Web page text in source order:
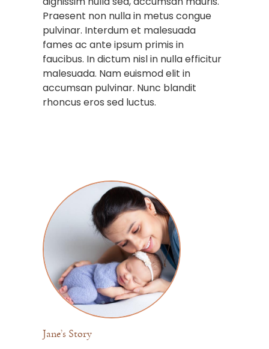
Praesent non nulla in metus congue
pulvinar. Interdum et malesuada
fames ac ante ipsum primis in
faucibus. In dictum nisl in nulla efficitur
malesuada. Nam euismod elit in
accumsan pulvinar. Nunc blandit
rhoncus eros sed luctus.
Jane’s Story